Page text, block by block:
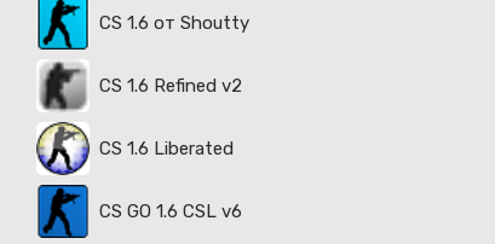
CS 1.6 от Shoutty
CS 1.6 Refined v2
CS 1.6 Liberated
CS GO 1.6 CSL v6